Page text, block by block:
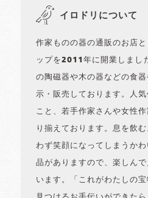
イロドリについて
作家ものの器の通販のお店
ップを2011年に開業しまし
の陶磁器や木の器などの食
示・販売しております。人
こと、若手作家さんや女性
り揃えております。息を飲
わず笑顔になってしまうか
品がありますので、楽しん
います。「これがわたしの